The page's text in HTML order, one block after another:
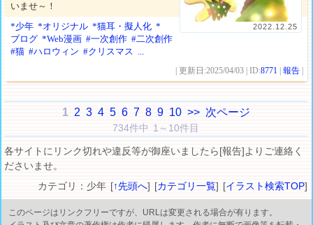
2022.12.25
いませ～！
*少年 *オリジナル *猫耳・擬人化 *
ブログ *Web漫画 #一次創作 #二次創作
#猫 #ハロウィン #クリスマス ...
| 更新日:2025/04/03 | ID:8771 |報告
1 2 3 4 5 6 7 8 9 10 >> 次ページ
734件中 1～10件目
各サイトにリンク切れや違反等が御座いましたら[報告]よりご連絡く
ださいませ。
カテゴリ：少年 [↑先頭へ] [カテゴリ一覧] [イラスト検索TOP]
このページはリンクフリーですが、URLは変更される場合が有ります。